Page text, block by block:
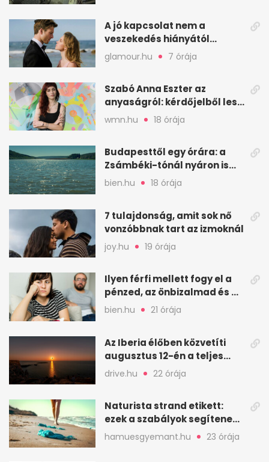
A jó kapcsolat nem a
veszekedés hiányától
működik, hanem a vitától
glamour.hu 7 órája
Szabó Anna Eszter az
anyaságról: kérdőjelből lesz
valaha felkiáltójel?
wmn.hu 18 órája
Budapesttől egy órára: a
Zsámbéki-tónál nyáron is
van hely
bien.hu 18 órája
7 tulajdonság, amit sok nő
vonzóbbnak tart az izmoknál
joy.hu 19 órája
Ilyen férfi mellett fogy el a
pénzed, az önbizalmad és a
nyugalmad
bien.hu 21 órája
Az Iberia élőben közvetíti
augusztus 12-én a teljes
napfogyatkozást
drive.hu 22 órája
Naturista strand etikett:
ezek a szabályok segítenek
komfortosan lenni
hamuesgyemant.hu 23 órája